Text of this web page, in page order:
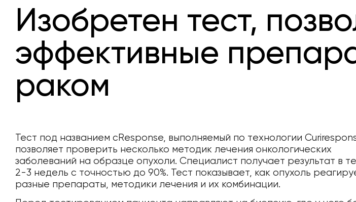
Изобретен тест,
эффективные
раком
Тест под названием cResponse, выполняемый по технологии
позволяет проверить несколько методик лечения онкологических
заболеваний на образце опухоли. Специалист получает результат в
2-3 недель с точностью до 90%. Тест показывает, как опухоль
разные препараты, методики лечения и их комбинации.